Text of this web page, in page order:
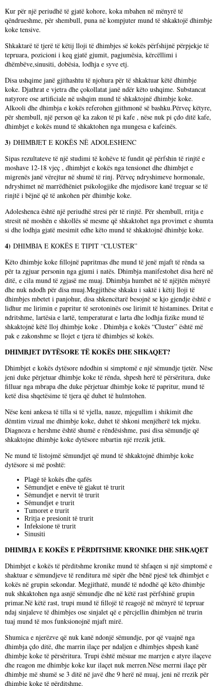
Kur për një periudhë të gjatë kohore, koka mbahen në mënyrë të
qëndrueshme, për shembull, puna në kompjuter mund të shkaktojë dhimbje
koke tensive.
Shkaktarë të tjerë të këtij lloji të dhimbjes së kokës përfshijnë përpjekje të
tepruara, pozicioni i keq gjatë gjumit, pagjumësia, kërcëllimi i
dhëmbëve,sinusiti, dobësia, lodhja e syve etj.
Disa ushqime janë gjithashtu të njohura për të shkaktuar këtë dhimbje
koke. Djathrat e vjetra dhe çokollatat janë ndër këto ushqime. Substancat
natyrore ose artificiale në ushqim mund të shkaktojnë dhimbje koke.
Alkooli dhe dhimbja e kokës referohen gjithmonë së bashku.Përveç këtyre,
për shembull, një person që ka zakon të pi kafe , nëse nuk pi çdo ditë kafe,
dhimbjet e kokës mund të shkaktohen nga mungesa e kafeinës.
3) DHIMBJET E KOKËS NË ADOLESHENC
Sipas rezultateve të një studimi të kohëve të fundit që përfshin të rinjtë e
moshave 12-18 vjeç , dhimbjet e kokës nga tensionet dhe dhimbjet e
migrenës janë vërejtur në shumë të rinj. Përveç ndryshimeve hormonale,
ndryshimet në marrëdhëniet psikologjike dhe mjedisore kanë treguar se të
rinjtë i bëjnë që të ankohen për dhimbje koke.
Adoleshenca është një periudhë stresi për të rinjtë. Për shembull, rritja e
stresit në moshën e shkollës së mesme që shkaktohet nga provimet e shumta
si dhe lodhja gjatë mesimit edhe këto mund të shkaktojnë dhimbje koke.
4) DHIMBJA E KOKËS E TIPIT “CLUSTER”
Këto dhimbje koke fillojnë papritmas dhe mund të jenë mjaft të rënda sa
për ta zgjuar personin nga gjumi i natës. Dhimbja manifestohet disa herë në
ditë, e cila mund të zgjasë me muaj. Dhimbja humbet në të njëjtën mënyrë
dhe nuk ndodh për disa muaj.Megjithëse shkaku i saktë i këtij lloji të
dhimbjes mbetet i panjohur, disa shkencëtarë besojnë se kjo gjendje është e
lidhur me lirimin e papritur të serotoninës ose lirimit të histamines. Dritat e
ndritshme, lartësia e lartë, temperaturat e larta dhe lodhja fizike mund të
shkaktojnë këtë lloj dhimbje koke . Dhimbja e kokës “Cluster” është më
pak e zakonshme se llojet e tjera të dhimbjes së kokës.
DHIMBJET DYTËSORE TË KOKËS DHE SHKAQET?
Dhimbjet e kokës dytësore ndodhin si simptomë e një sëmundje tjetër. Nëse
jeni duke përjetuar dhimbje koke të rënda, shpesh herë të përsëritura, duke
filluar nga mbrapa dhe duke përjetuar dhimbje koke të papritur, mund të
ketë disa shqetësime të tjera që duhet të hulmtohen.
Nëse keni ankesa të tilla si të vjella, nauze, mjegullim i shikimit dhe
dëmtim vizual me dhimbje koke, duhet të shkoni menjëherë tek mjeku.
Diagnoza e hershme është shumë e rëndësishme, pasi disa sëmundje që
shkaktojne dhimbje koke dytësore mbartin një rrezik jetik.
Ne mund të listojmë sëmundjet që mund të shkaktojnë dhimbje koke
dytësore si më poshtë:
Plagë të kokës dhe qafës
Sëmundjet e enëve të gjakut të trurit
Sëmundjet e nervit të trurit
Sëmundjet e trurit
Tumoret e trurit
Rritja e presionit të trurit
Infeksione të trurit
Sinusiti
DHIMBJA E KOKËS E PËRDITSHME KRONIKE DHE SHKAQET
Dhimbjet e kokës të përditshme kronike mund të shfaqen si një simptomë e
shaktuar e sëmundjeve të renditura më sipër dhe bēnë pjesë tek dhimbjet e
kokës në grupin sekondar. Megjithatë, mundë të ndodhë që këto dhimbje
nuk shkaktohen nga asnjë sëmundje dhe në këtë rast përfshinë grupin
primar.Në këtë rast, trupi mund të fillojë të reagojë në mënyrë të tepruar
ndaj sinjaleve të dhimbjes ose sinjalet që e përcjellin dhimbjen në trurin
tuaj mund të mos funksionojnë mjaft mirë.
Shumica e njerëzve që nuk kanë ndonjë sëmundje, por që vuajnë nga
dhimbja çdo ditë, dhe marrin ilaçe per ndaljen e dhimbjes shpesh kanë
dhimbje koke të përsëritura. Trupi është mësuar me marrjen e atyre ilaçeve
dhe reagon me dhimbje koke kur ilaçet nuk merren.Nëse merrni ilaçe për
dhimbje më shumë se 3 ditë në javë dhe 9 herë në muaj, jeni në rrezik për
dhimbje koke të përditshme.